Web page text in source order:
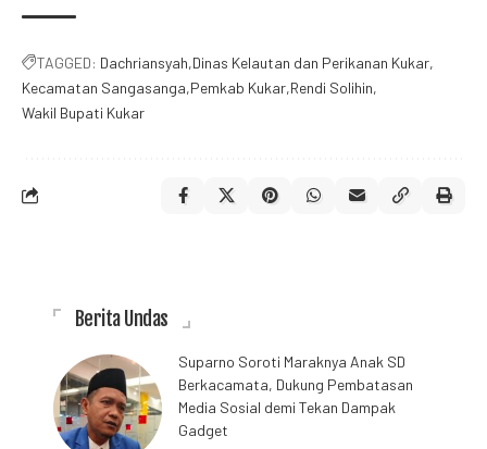
TAGGED: Dachriansyah Dinas Kelautan dan Perikanan Kukar
Kecamatan Sangasanga Pemkab Kukar Rendi Solihin
Wakil Bupati Kukar
Berita Undas
Suparno Soroti Maraknya Anak SD
Berkacamata, Dukung Pembatasan
Media Sosial demi Tekan Dampak
Gadget